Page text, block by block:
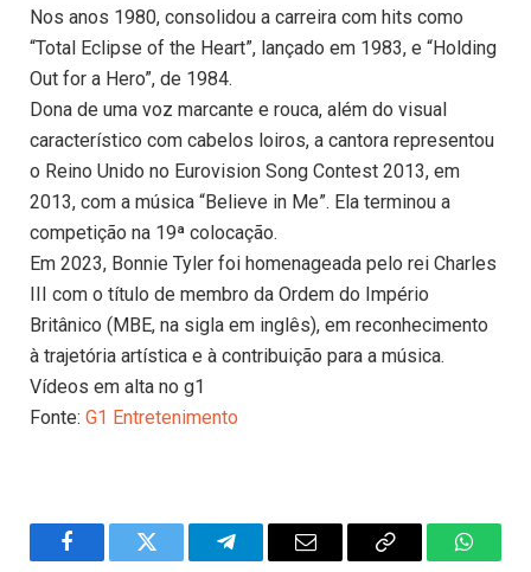
Nos anos 1980, consolidou a carreira com hits como
“Total Eclipse of the Heart”, lançado em 1983, e “Holding
Out for a Hero”, de 1984.
Dona de uma voz marcante e rouca, além do visual
característico com cabelos loiros, a cantora representou
o Reino Unido no Eurovision Song Contest 2013, em
2013, com a música “Believe in Me”. Ela terminou a
competição na 19ª colocação.
Em 2023, Bonnie Tyler foi homenageada pelo rei Charles
III com o título de membro da Ordem do Império
Britânico (MBE, na sigla em inglês), em reconhecimento
à trajetória artística e à contribuição para a música.
Vídeos em alta no g1
Fonte: G1 Entretenimento
FacebookTwitter TelegramEmail
Copy